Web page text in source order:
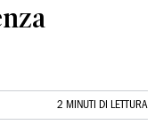
2 MINUTI DI LETTURA